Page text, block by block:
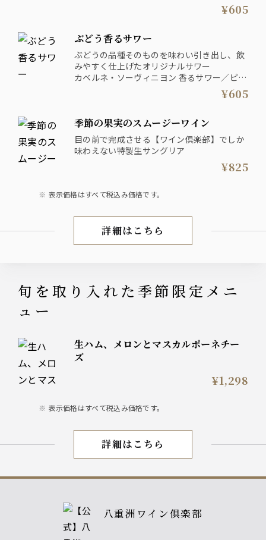
¥605
ぶどう香るサワー
ぶどうの品種そのものを味わい引き出し、飲
みやすく仕上げたオリジナルサワー
カベルネ・ソーヴィニヨン 香るサワー／ピ
ノ・ノワール 香るサワー／ソーヴィニヨン・
ブラン 香るサワー／シャルドネ 香るサワー
¥605
季節の果実のスムージーワイン
目の前で完成させる【ワイン倶楽部】でしか
味わえない特製生サングリア
¥825
表示価格はすべて税込み価格です。
ワインリスト
詳細はこちら
旬を取り入れた季節限定メニ
ュー
生ハム、メロンとマスカルポーネチー
ズ
¥1,298
表示価格はすべて税込み価格です。
旬を取り入れた季節限定メニ
詳細はこちら
八重洲ワイン倶楽部